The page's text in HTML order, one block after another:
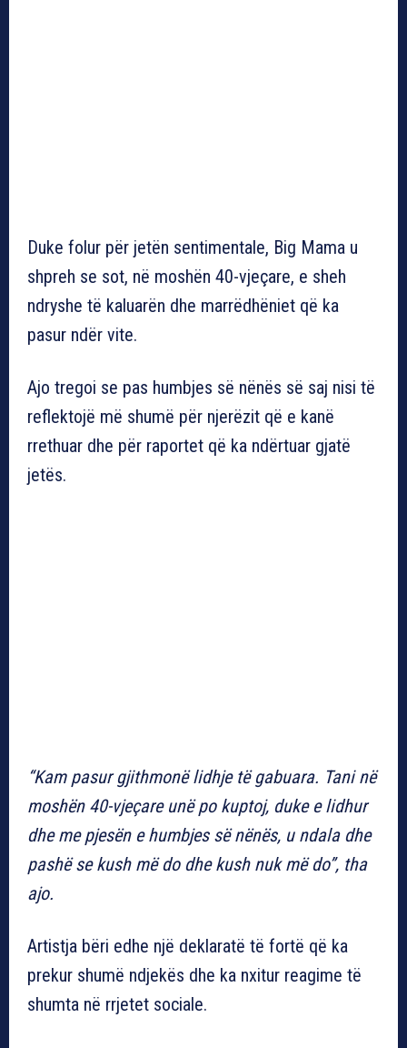
Duke folur për jetën sentimentale, Big Mama u
shpreh se sot, në moshën 40-vjeçare, e sheh
ndryshe të kaluarën dhe marrëdhëniet që ka
pasur ndër vite.
Ajo tregoi se pas humbjes së nënës së saj nisi të
reflektojë më shumë për njerëzit që e kanë
rrethuar dhe për raportet që ka ndërtuar gjatë
jetës.
“Kam pasur gjithmonë lidhje të gabuara. Tani në
moshën 40-vjeçare unë po kuptoj, duke e lidhur
dhe me pjesën e humbjes së nënës, u ndala dhe
pashë se kush më do dhe kush nuk më do”, tha
ajo.
Artistja bëri edhe një deklaratë të fortë që ka
prekur shumë ndjekës dhe ka nxitur reagime të
shumta në rrjetet sociale.